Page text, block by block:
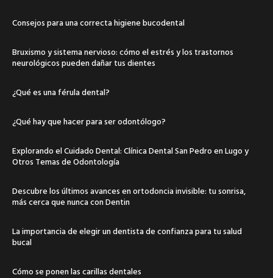
Consejos para una correcta higiene bucodental
Bruxismo y sistema nervioso: cómo el estrés y los trastornos
neurológicos pueden dañar tus dientes
¿Qué es una férula dental?
¿Qué hay que hacer para ser odontólogo?
Explorando el Cuidado Dental: Clínica Dental San Pedro en Lugo y
Otros Temas de Odontología
Descubre los últimos avances en ortodoncia invisible: tu sonrisa,
más cerca que nunca con Dentin
La importancia de elegir un dentista de confianza para tu salud
bucal
Cómo se ponen las carillas dentales